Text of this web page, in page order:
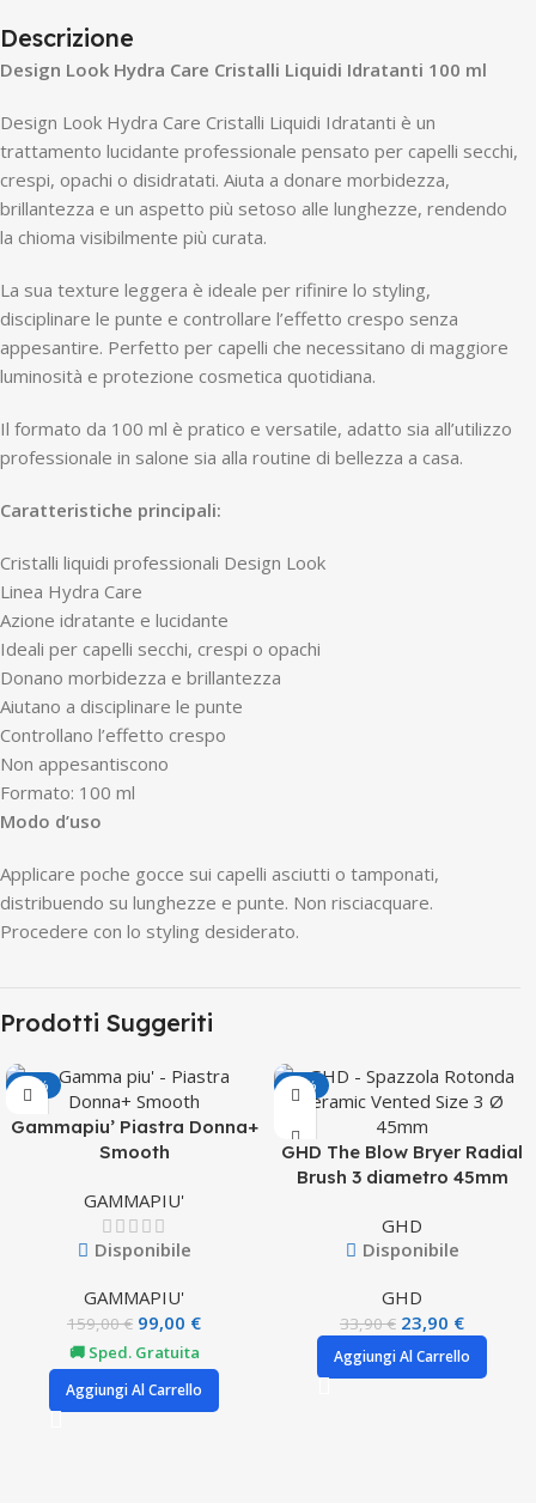
Descrizione
Design Look Hydra Care Cristalli Liquidi Idratanti 100 ml
Design Look Hydra Care Cristalli Liquidi Idratanti è un
trattamento lucidante professionale pensato per capelli secchi,
crespi, opachi o disidratati. Aiuta a donare morbidezza,
brillantezza e un aspetto più setoso alle lunghezze, rendendo
la chioma visibilmente più curata.
La sua texture leggera è ideale per rifinire lo styling,
disciplinare le punte e controllare l’effetto crespo senza
appesantire. Perfetto per capelli che necessitano di maggiore
luminosità e protezione cosmetica quotidiana.
Il formato da 100 ml è pratico e versatile, adatto sia all’utilizzo
professionale in salone sia alla routine di bellezza a casa.
Caratteristiche principali:
Cristalli liquidi professionali Design Look
Linea Hydra Care
Azione idratante e lucidante
Ideali per capelli secchi, crespi o opachi
Donano morbidezza e brillantezza
Aiutano a disciplinare le punte
Controllano l’effetto crespo
Non appesantiscono
Formato: 100 ml
Modo d’uso
Applicare poche gocce sui capelli asciutti o tamponati,
distribuendo su lunghezze e punte. Non risciacquare.
Procedere con lo styling desiderato.
Prodotti Suggeriti
-38%
Gammapiu’ Piastra Donna+
Smooth
GAMMAPIU'
Disponibile
GAMMAPIU'
159,00€ 99,00 €
🚚 Sped. Gratuita
Aggiungi Al Carrello
-29%
GHD The Blow Bryer Radial
Brush 3 diametro 45mm
GHD
Disponibile
GHD
33,90€ 23,90 €
Aggiungi Al Carrello